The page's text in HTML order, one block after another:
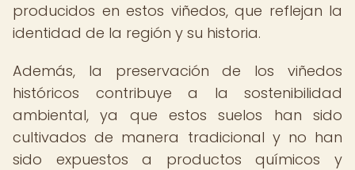
producidos en estos viñedos, que reflejan la
identidad de la región y su historia.
Además, la preservación de los viñedos
históricos contribuye a la sostenibilidad
ambiental, ya que estos suelos han sido
cultivados de manera tradicional y no han
sido expuestos a productos químicos y